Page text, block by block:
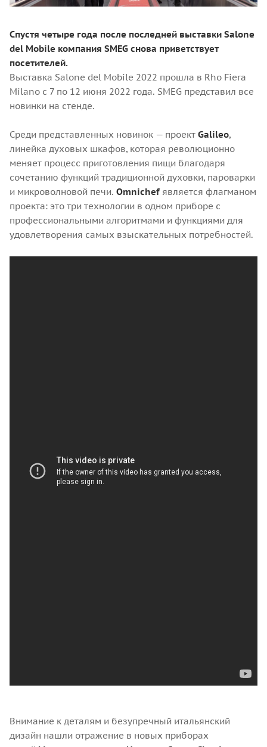
Спустя четыре года после последней выставки Salone
del Mobile компания SMEG снова приветствует
посетителей.
Выставка Salone del Mobile 2022 прошла в Rho Fiera
Milano с 7 по 12 июня 2022 года. SMEG представил все
новинки на стенде.
Среди представленных новинок — проект Galileo,
линейка духовых шкафов, которая революционно
меняет процесс приготовления пищи благодаря
сочетанию функций традиционной духовки, пароварки
и микроволновой печи. Omnichef является флагманом
проекта: это три технологии в одном приборе с
профессиональными алгоритмами и функциями для
удовлетворения самых взыскательных потребностей.
Внимание к деталям и безупречный итальянский
дизайн нашли отражение в новых приборах